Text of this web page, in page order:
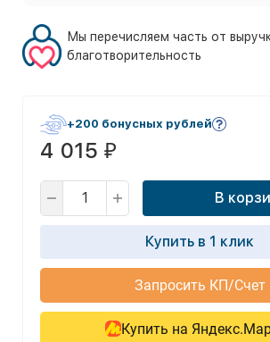
Мы перечисляем часть от
благотворительность
+200 бонусных рублей
4 015 ₽
В
Купить в 1 клик
Запросить КП/Счет
Купить на